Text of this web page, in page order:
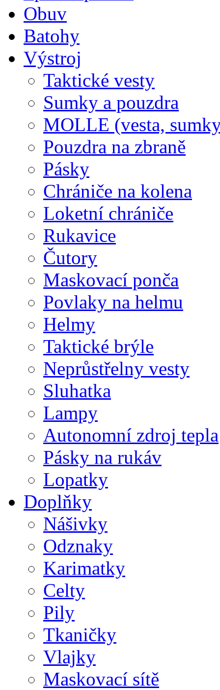
Obuv
Batohy
Výstroj
Taktické vesty
Sumky a pouzdra
MOLLE (vesta,
Pouzdra na zbraně
Pásky
Chrániče na kolena
Loketní chrániče
Rukavice
Čutory
Maskovací ponča
Povlaky na helmu
Helmy
Taktické brýle
Neprůstřelny vesty
Sluhatka
Lampy
Autonomní zdroj tepla
Pásky na rukáv
Lopatky
Doplňky
Nášivky
Odznaky
Karimatky
Celty
Pily
Tkaničky
Vlajky
Maskovací sítě